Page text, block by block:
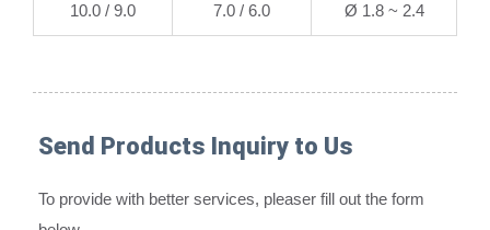
Ø 1.8 ~ 2.4
6.0 / 7.0
9.0 / 10.0